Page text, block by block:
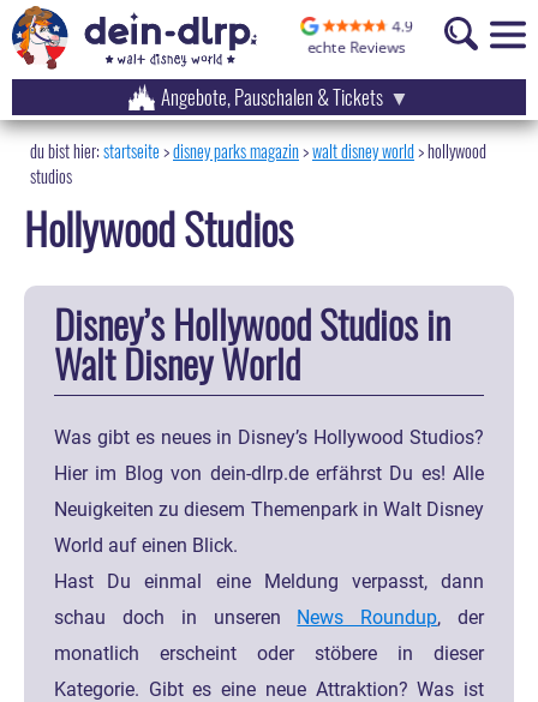
Angebote, Pauschalen & Tickets
startseite disney parks magazin>walt disney world>hollywood
studios
Hollywood Studios
Disney’s Hollywood Studios in
Walt Disney World
Was gibt es neues in Disney’s Hollywood Studios?
Hier im Blog von dein-dlrp.de erfährst Du es! Alle
Neuigkeiten zu diesem Themenpark in Walt Disney
World auf einen Blick.
Hast Du einmal eine Meldung verpasst, dann
schau doch in unseren News Roundup, der
monatlich erscheint oder stöbere in dieser
Kategorie. Gibt es eine neue Attraktion? Was ist